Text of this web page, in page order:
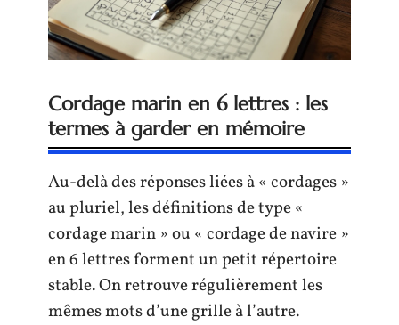
Cordage marin en 6 lettres : les
termes à garder en mémoire
Au-delà des réponses liées à « cordages »
au pluriel, les définitions de type «
cordage marin » ou « cordage de navire »
en 6 lettres forment un petit répertoire
stable. On retrouve régulièrement les
mêmes mots d’une grille à l’autre.